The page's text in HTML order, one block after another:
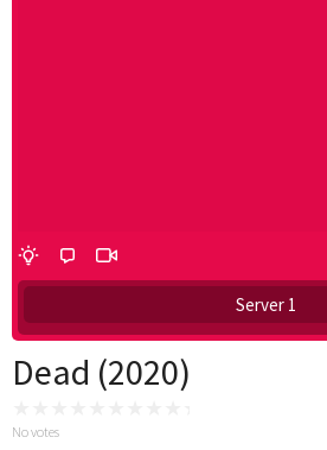
Server 1
Dead (2020)
No votes